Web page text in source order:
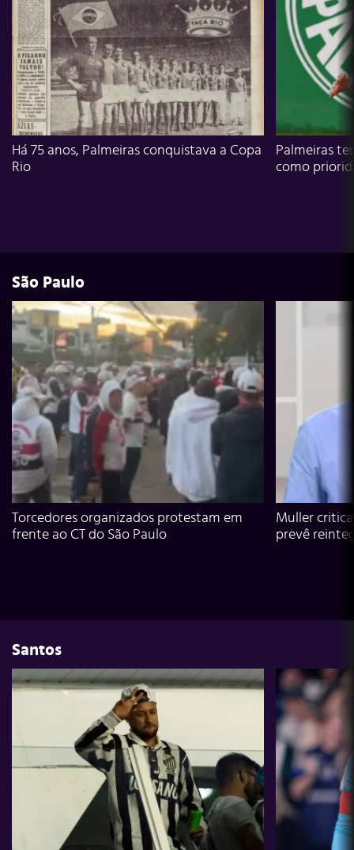
Há 75 anos, Palmeiras conquistava a Copa
Rio
Palmeiras
como
São Paulo
Torcedores organizados protestam em
frente ao CT do São Paulo
Muller
prevê
Santos